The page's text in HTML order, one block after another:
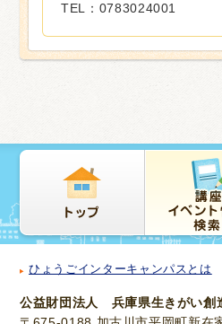
TEL：0783024001
ひょうごインターキャンパスとは
公益財団法人 兵庫県生きがい創